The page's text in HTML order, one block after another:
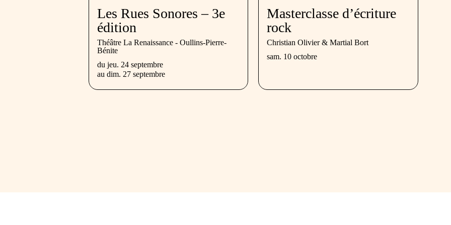
Les Rues Sonores – 3e
édition
Théâtre La Renaissance - Oullins-Pierre-
Bénite
du jeu. 24 septembre
au dim. 27 septembre
Masterclasse d’écriture
rock
Christian Olivier & Martial Bort
sam. 10 octobre